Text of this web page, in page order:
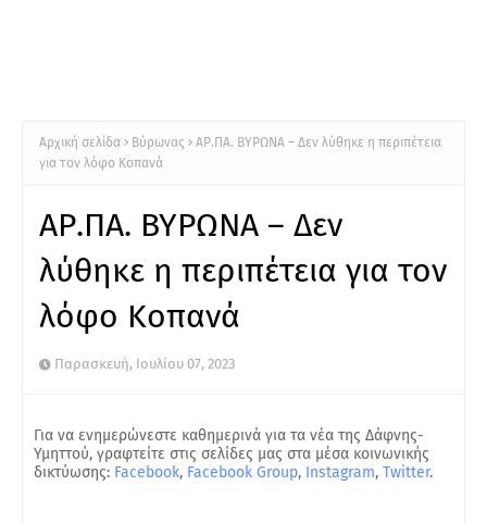
Αρχική σελίδα Βύρωνας
ΑΡ.ΠΑ. ΒΥΡΩΝΑ – Δεν λύθηκε η περιπέτεια
για τον λόφο Κοπανά
ΑΡ.ΠΑ. ΒΥΡΩΝΑ – Δεν
λύθηκε η περιπέτεια για τον
λόφο Κοπανά
Παρασκευή, Ιουλίου 07, 2023
Για να ενημερώνεστε καθημερινά για τα νέα της Δάφνης-
Υμηττού, γραφτείτε στις σελίδες μας στα μέσα κοινωνικής
δικτύωσης: Facebook, Facebook Group, Instagram, Twitter.